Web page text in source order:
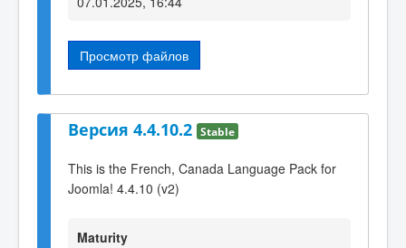
Просмотр файлов
Версия 4.4.10.2 Stable
This is the French, Canada Language Pack for
Joomla! 4.4.10 (v2)
Maturity